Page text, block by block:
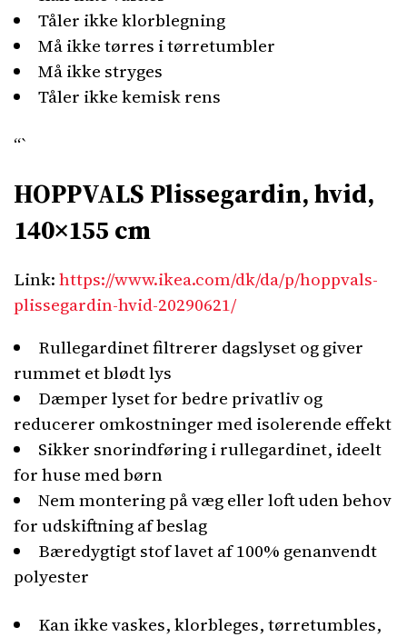
Tåler ikke klorblegning
Må ikke tørres i tørretumbler
Må ikke stryges
Tåler ikke kemisk rens
“`
HOPPVALS Plissegardin, hvid,
140×155 cm
Link:https://www.ikea.com/dk/da/p/hoppvals-
plissegardin-hvid-20290621/
Rullegardinet filtrerer dagslyset og giver
rummet et blødt lys
Dæmper lyset for bedre privatliv og
reducerer omkostninger med isolerende effekt
Sikker snorindføring i rullegardinet, ideelt
for huse med børn
Nem montering på væg eller loft uden behov
for udskiftning af beslag
Bæredygtigt stof lavet af 100% genanvendt
polyester
Kan ikke vaskes, klorbleges, tørretumbles,